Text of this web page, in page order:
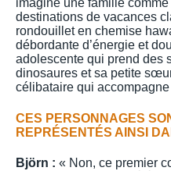
imaginé une famille
destinations de vacances
rondouillet en chemise
débordante d’énergie et
adolescente qui prend des
dinosaures et sa petite
célibataire qui
CES PERSONNAGES
REPRÉSENTÉS AINSI
Björn : « Non, ce premier